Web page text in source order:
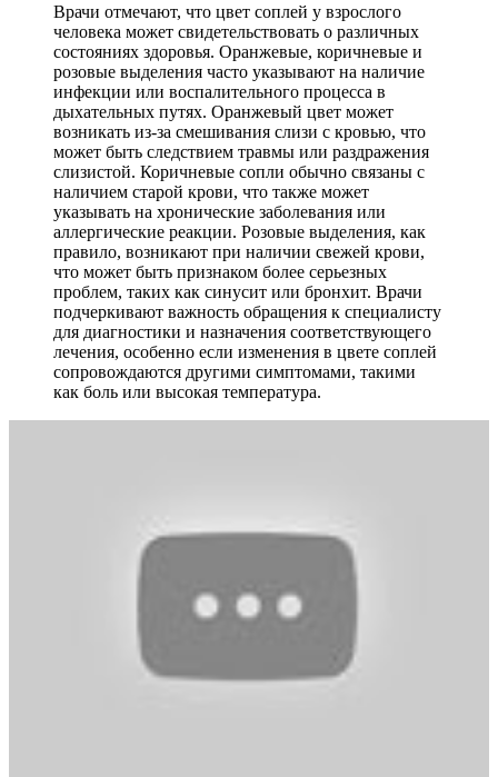
Врачи отмечают, что цвет соплей у взрослого
человека может свидетельствовать о различных
состояниях здоровья. Оранжевые, коричневые и
розовые выделения часто указывают на наличие
инфекции или воспалительного процесса в
дыхательных путях. Оранжевый цвет может
возникать из-за смешивания слизи с кровью, что
может быть следствием травмы или раздражения
слизистой. Коричневые сопли обычно связаны с
наличием старой крови, что также может
указывать на хронические заболевания или
аллергические реакции. Розовые выделения, как
правило, возникают при наличии свежей крови,
что может быть признаком более серьезных
проблем, таких как синусит или бронхит. Врачи
подчеркивают важность обращения к специалисту
для диагностики и назначения соответствующего
лечения, особенно если изменения в цвете соплей
сопровождаются другими симптомами, такими
как боль или высокая температура.